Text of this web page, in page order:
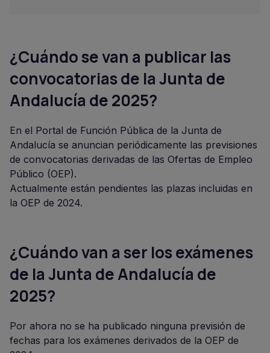
¿Cuándo se van a publicar las
convocatorias de la Junta de
Andalucía de 2025?
En el Portal de Función Pública de la Junta de
Andalucía se anuncian periódicamente las previsiones
de convocatorias derivadas de las Ofertas de Empleo
Público (OEP).
Actualmente están pendientes las plazas incluidas en
la OEP de 2024.
¿Cuándo van a ser los exámenes
de la Junta de Andalucía de
2025?
Por ahora no se ha publicado ninguna previsión de
fechas para los exámenes derivados de la OEP de